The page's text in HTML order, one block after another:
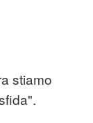
stiamo